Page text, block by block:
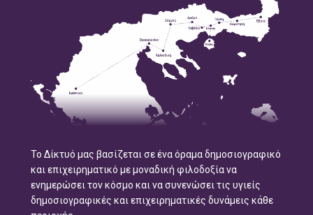
Το Δίκτυό μας βασίζεται σε ένα όραμα δημοσιογραφικό
και επιχειρηματικό με μοναδική φιλοδοξία να
ενημερώσει τον κόσμο και να συνενώσει τις υγιείς
δημοσιογραφικές και επιχειρηματικές δυνάμεις κάθε